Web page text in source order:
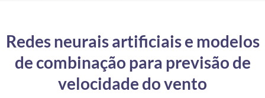
Controladoria-Geral da União
Ministério da Mulher, da Família e dos Direitos Humanos
Redes neurais artificiais e modelos
de combinação para previsão de
velocidade do vento